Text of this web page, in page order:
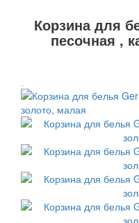
Корзина для
песочная ,